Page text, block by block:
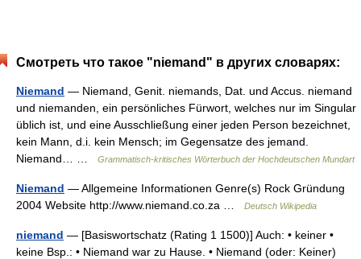
Смотреть что такое "niemand" в других словарях:
Niemand — Niemand, Genit. niemands, Dat. und Accus. niemand
und niemanden, ein persönliches Fürwort, welches nur im Singular
üblich ist, und eine Ausschließung einer jeden Person bezeichnet,
kein Mann, d.i. kein Mensch; im Gegensatze des jemand.
Niemand… …
Grammatisch-kritisches Wörterbuch der Hochdeutschen Mundart
Niemand — Allgemeine Informationen Genre(s) Rock Gründung
2004 Website http://www.niemand.co.za …
Deutsch Wikipedia
niemand — [Basiswortschatz (Rating 1 1500)] Auch: • keiner •
keine Bsp.: • Niemand war zu Hause. • Niemand (oder: Keiner)